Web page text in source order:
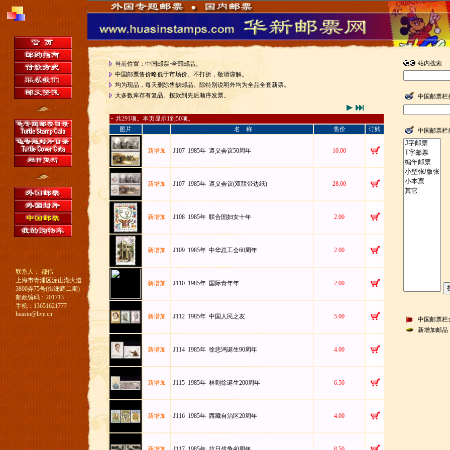
共291项。本页显示1到50项。
图片
名 称 售价 订购
新增加 J107 1985年 遵义会议50周年 10.00
新增加 J107 1985年 遵义会议(双联带边纸) 28.00
新增加 J108 1985年 联合国妇女十年 2.00
新增加 J109 1985年 中华总工会60周年 2.00
新增加 J110 1985年 国际青年年 2.00
新增加 J112 1985年 中国人民之友 5.00
新增加 J114 1985年 徐悲鸿诞生90周年 4.00
新增加 J115 1985年 林则徐诞生200周年 6.50
新增加 J116 1985年 西藏自治区20周年 4.00
站内搜索
中国邮票栏
中国邮票栏
中国邮票栏
新增加邮品
当前位置：中国邮票·全部邮品。
中国邮票售价略低于市场价。不打折，敬请谅解。
均为现品，每天删除售缺邮品。除特别说明外均为全品全套新票。
大多数库存有复品。按款到先后顺序发票。
联系人： 都伟
上海市青浦区淀山湖大道
3800弄75号(御澜庭二期)
邮政编码：201713
手机：13651621777
huasin@live.cn